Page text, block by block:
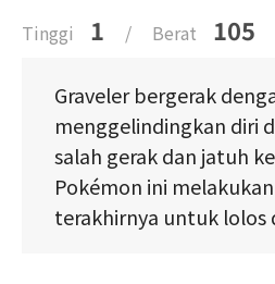
Tinggi 1 / Berat 105
Graveler bergerak
menggelindingkan diri
salah gerak dan jatuh
Pokémon ini
terakhirnya untuk lolos